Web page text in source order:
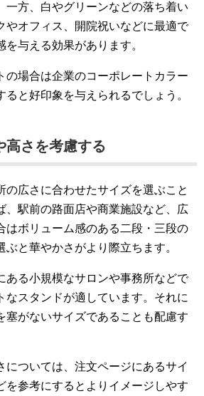
一方、白やグリーンなどの落ち着い
やオフィス、開院祝いなどに最適で
与える効果があります。
の場合は企業のコーポレートカラー
ると好印象を与えられるでしょう。
高さを考慮する
の広さに合わせたサイズを選ぶこと
、駅前の路面店や商業施設など、広
はボリューム感のある二段・三段の
ぶと華やかさがより際立ちます。
ある小規模なサロンや事務所などで
なスタンドが適しています。それに
塞がないサイズであることも配慮す
については、注文ページにあるサイ
を参考にするとよりイメージしやす